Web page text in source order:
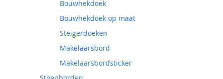
Bouwhekdoek
Bouwhekdoek op maat
Steigerdoeken
Makelaarsbord
Makelaarsbordsticker